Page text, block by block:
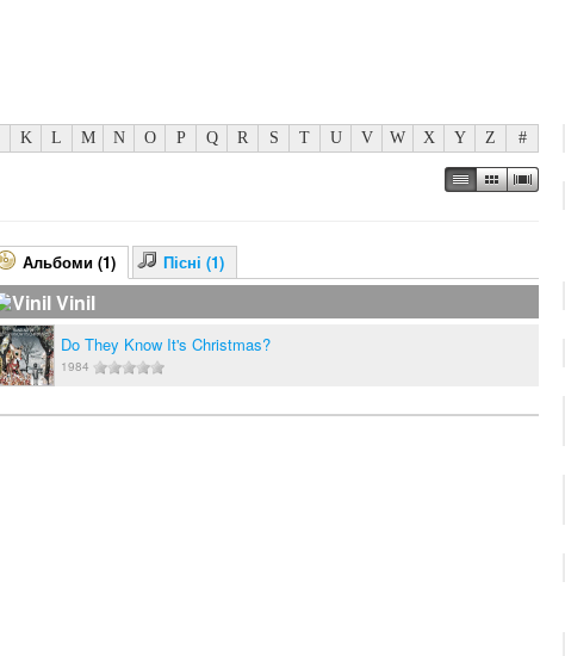
K L M N O P Q R S T U V W X Y Z #
Альбоми (1) Пісні (1)
Vinil
Do They Know It's Christmas?
1984